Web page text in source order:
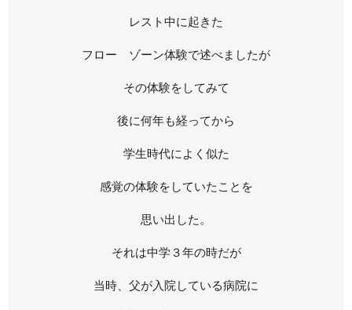
レスト中に起きた
フロー ゾーン体験で述べましたが
その体験をしてみて
後に何年も経ってから
学生時代によく似た
感覚の体験をしていたことを
思い出した。
それは中学３年の時だが
当時、父が入院している病院に